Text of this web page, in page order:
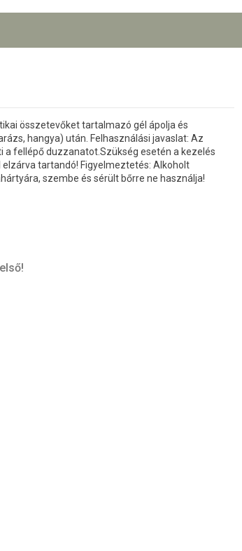
összetevőket tartalmazó gél ápolja és
hangya) után. Felhasználási javaslat: Az
fellépő duzzanatot.Szükség esetén a kezelés
tartandó! Figyelmeztetés: Alkoholt
szembe és sérült bőrre ne használja!